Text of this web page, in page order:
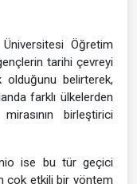
Öğretim
tarihi çevreyi
belirterek,
farklı ülkelerden
birleştirici
ise bu tür geçici
çok etkili bir yöntem